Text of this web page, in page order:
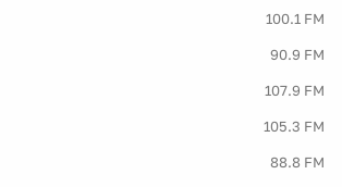
100.1 FM
90.9 FM
107.9 FM
105.3 FM
88.8 FM